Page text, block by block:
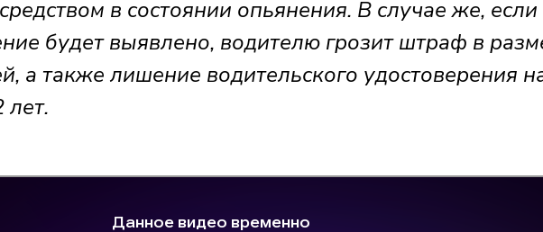
в состоянии опьянения. В случае же, если
будет выявлено, водителю грозит штраф в
а также лишение водительского удостоверения
лет.